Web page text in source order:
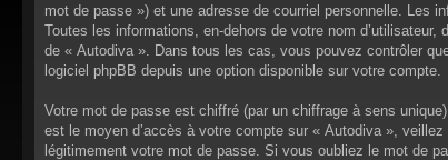
mot de passe ») et une adresse de courriel personnelle. Les
Toutes les informations, en-dehors de votre nom
de « Autodiva ». Dans tous les cas, vous pouvez contrôler
logiciel phpBB depuis une option disponible sur votre compte.
Votre mot de passe est chiffré (par un chiffrage à sens
est le moyen d’accès à votre compte sur « Autodiva »,
légitimement votre mot de passe. Si vous oubliez le mot de